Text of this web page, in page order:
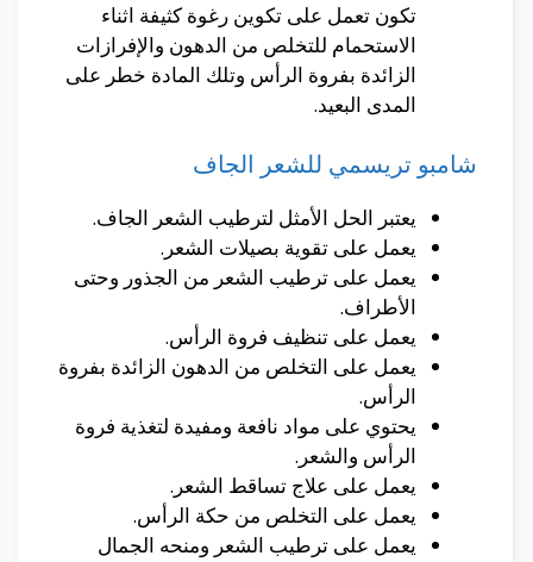
تكون تعمل على تكوين رغوة كثيفة اثناء
الاستحمام للتخلص من الدهون والإفرازات
الزائدة بفروة الرأس وتلك المادة خطر على
المدى البعيد.
شامبو تريسمي للشعر الجاف
يعتبر الحل الأمثل لترطيب الشعر الجاف.
يعمل على تقوية بصيلات الشعر.
يعمل على ترطيب الشعر من الجذور وحتى
الأطراف.
يعمل على تنظيف فروة الرأس.
يعمل على التخلص من الدهون الزائدة بفروة
الرأس.
يحتوي على مواد نافعة ومفيدة لتغذية فروة
الرأس والشعر.
يعمل على علاج تساقط الشعر.
يعمل على التخلص من حكة الرأس.
يعمل على ترطيب الشعر ومنحه الجمال